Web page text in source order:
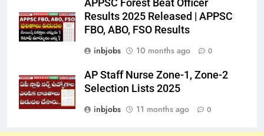
APPSC Forest Beat Officer
Results 2025 Released | APPSC
FBO, ABO, FSO Results
inbjobs
10 months ago 0
AP Staff Nurse Zone-1, Zone-2
Selection Lists 2025
inbjobs
11 months ago 0